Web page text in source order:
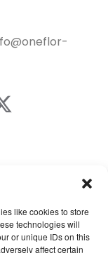
like cookies to store
technologies will
or unique IDs on this
affect certain